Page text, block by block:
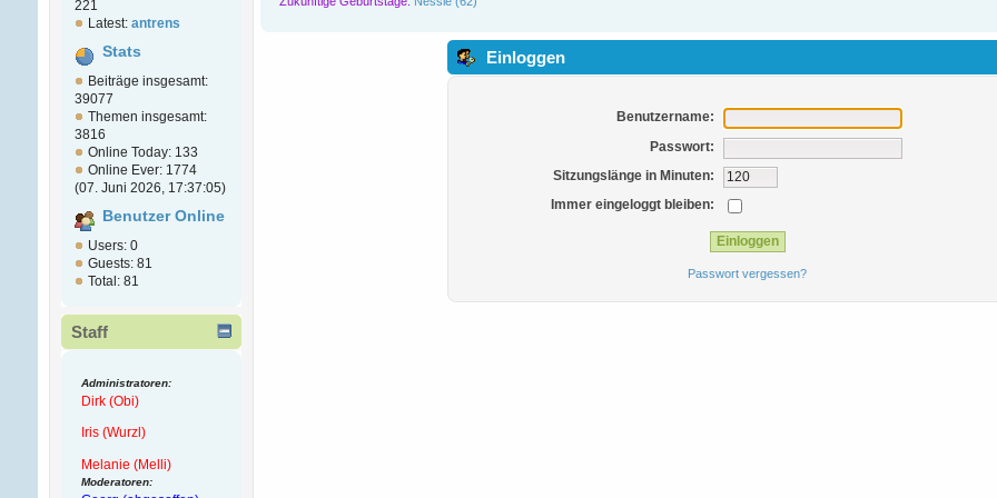
221
Latest: antrens
Stats
Beiträge insgesamt:
39077
Themen insgesamt:
3816
Online Today: 133
Online Ever: 1774
(07. Juni 2026, 17:37:05)
Benutzer Online
Users: 0
Guests: 81
Total: 81
Staff
Administratoren:
Dirk (Obi)
Iris (Wurzl)
Melanie (Melli)
Moderatoren:
Einloggen
Benutzername:
Passwort:
Sitzungslänge in Minuten:
Immer eingeloggt bleiben:
Passwort vergessen?